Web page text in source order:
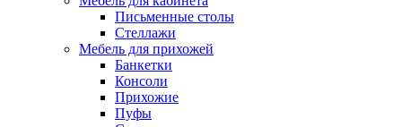
Письменные столы
Стеллажи
Мебель для прихожей
Банкетки
Консоли
Прихожие
Пуфы